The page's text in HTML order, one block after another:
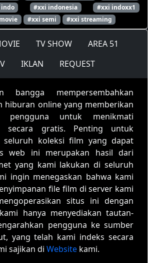
#xxi indonesia
#xxi indoxx1
#xxi semi #xxi streaming
TV SHOW
AREA 51
IKLAN REQUEST
bangga mempersembahkan
hiburan online yang memberikan
pengguna untuk menikmati
secara gratis. Penting untuk
seluruh koleksi film yang dapat
web ini merupakan hasil dari
yang kami lakukan di seluruh
ingin menegaskan bahwa kami
file film di server kami
situs ini dengan
hanya menyediakan tautan-
pengguna ke sumber
yang telah kami indeks secara
sajikan di Website kami.